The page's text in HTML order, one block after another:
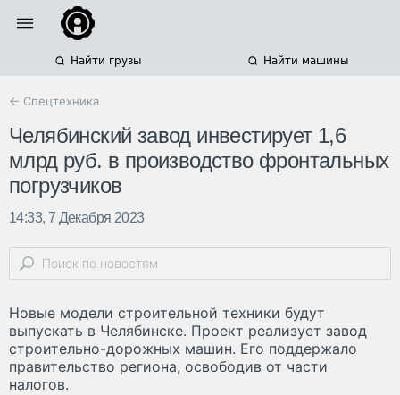
Найти грузы Найти машины
← Спецтехника
Челябинский завод инвестирует 1,6
млрд руб. в производство фронтальных
погрузчиков
14:33, 7 Декабря 2023
Новые модели строительной техники будут
выпускать в Челябинске. Проект реализует завод
строительно-дорожных машин. Его поддержало
правительство региона, освободив от части
налогов.